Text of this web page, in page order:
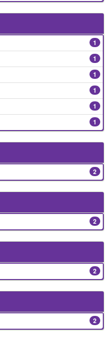
1
1
1
1
1
1
2
2
2
2